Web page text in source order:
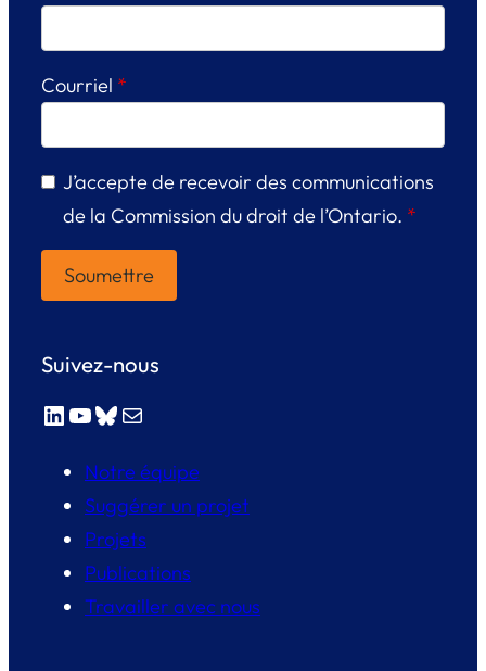
Courriel *
J’accepte de recevoir des communications
de la Commission du droit de l’Ontario. *
Suivez-nous
LinkedIn
YouTube
Bluesky
E-mail
Notre équipe
Suggérer un projet
Projets
Publications
Travailler avec nous